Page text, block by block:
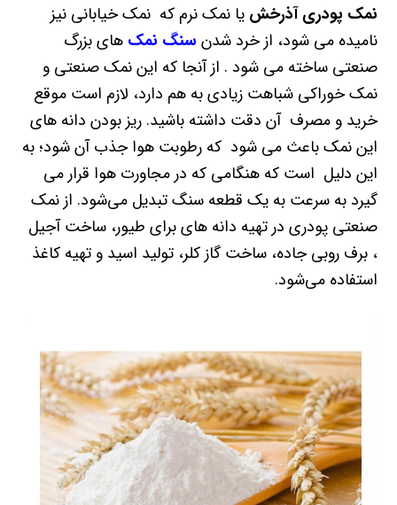
نمک پودری آذرخش یا نمک نرم که نمک خیابانی نیز
نامیده می شود، از خرد شدن سنگ نمک‌ های بزرگ
صنعتی ساخته می شود . از آنجا که این نمک صنعتی و
نمک خوراکی شباهت زیادی به هم دارد، لازم است موقع
خرید و مصرف آن دقت داشته باشید. ریز بودن دانه های
این نمک باعث می شود که رطوبت هوا جذب آن شود؛ به
این دلیل است که هنگامی که در مجاورت هوا قرار می
گیرد به‌ سرعت به یک قطعه سنگ تبدیل می‌شود. از نمک
صنعتی پودری در تهیه دانه های برای طیور، ساخت آجیل
، برف روبی جاده، ساخت گاز کلر، تولید اسید و تهیه کاغذ
استفاده می‌شود.